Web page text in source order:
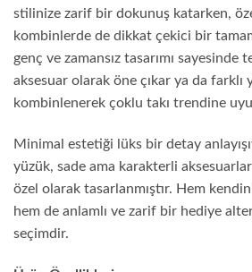
stilinize zarif bir dokunuş katarken,
kombinlerde de dikkat çekici bir
genç ve zamansız tasarımı sayesinde
aksesuar olarak öne çıkar ya da
kombinlenerek çoklu takı trendine
Minimal estetiği lüks bir detay
yüzük, sade ama karakterli
özel olarak tasarlanmıştır. Hem
hem de anlamlı ve zarif bir hediye
seçimdir.